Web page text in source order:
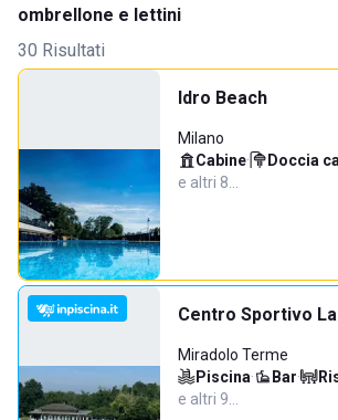
ombrellone e lettini
30 Risultati
Idro Beach
Milano
Cabine· Doccia
e altri 8…
Centro Sportivo
Miradolo Terme
Piscina· Bar·
e altri 9…